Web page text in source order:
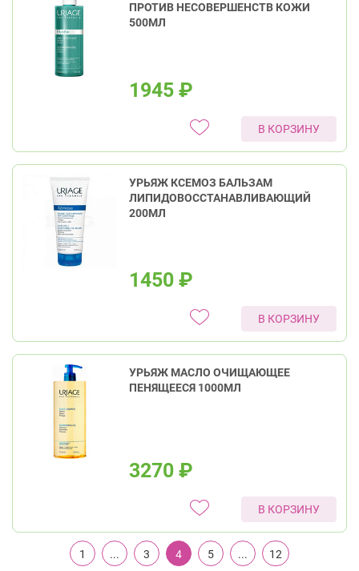
ПРОТИВ НЕСОВЕРШЕНСТВ КОЖИ
500МЛ
1945 ₽
В КОРЗИНУ
УРЬЯЖ КСЕМОЗ БАЛЬЗАМ
ЛИПИДОВОССТАНАВЛИВАЮЩИЙ
200МЛ
1450 ₽
В КОРЗИНУ
УРЬЯЖ МАСЛО ОЧИЩАЮЩЕЕ
ПЕНЯЩЕЕСЯ 1000МЛ
3270 ₽
В КОРЗИНУ
1 ... 3 4 5 ... 12